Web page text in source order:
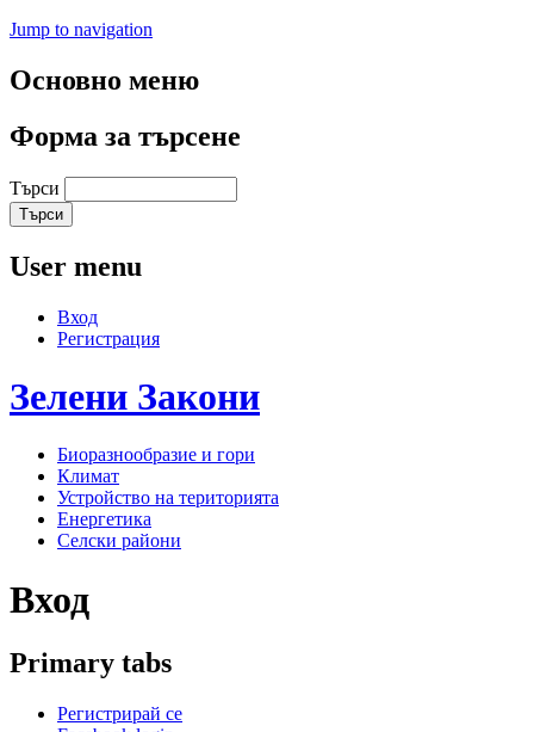
Jump to navigation
Основно меню
Форма за търсене
Търси
User menu
Вход
Регистрация
Зелени Закони
Биоразнообразие и гори
Климат
Устройство на територията
Енергетика
Селски райони
Вход
Primary tabs
Регистрирай се